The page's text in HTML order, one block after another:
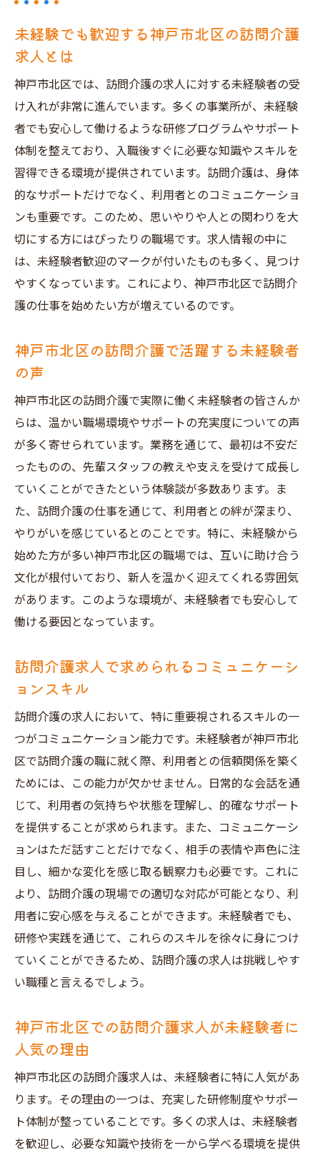
訪問介護の仕事が神戸市北区で果たす役割
未経験者が神戸市北区で訪問介護求人を選
訪問介護での新しいキャリアスタート未経験で
も安心のサポート体制
未経験者に安心の訪問介護サポート体制と
は
神戸市北区の訪問介護求人での充実した研
修制度
訪問介護でのキャリアアップを目指す未経
験者のためのステップ
神戸市北区で未経験から始める訪問介護の
魅力
未経験から訪問介護でのキャリアを築くた
神戸市北区で訪問介護求人を探す未経験者のた
めのポイント
未経験者が知っておくべき訪問介護求人の
探し方
訪問介護求人の選び方と未経験者が重視す
べきポイント
未経験者が訪問介護求人で成功するための
秘訣
神戸市北区で訪問介護求人を見つけるため
未経験者に適した訪問介護求人の選び方
訪問介護の基本知識を学んで神戸市北区での求
人に備えよう
訪問介護の基本と役割を神戸市北区で学ぶ
訪問介護で求められるスキルと神戸市北区
での求人情報
神戸市北区で活かせる訪問介護の基本知識
訪問介護の現状と神戸市北区での求人動向
訪問介護の基礎知識を習得し、神戸市北区
での求人に備える
未経験から訪問介護に挑戦地域に貢献できる仕
事の魅力
献する仕事
未経験者が挑戦する訪問介護のやりがい
神戸市北区での訪問介護の社会的意義
地域貢献と訪問介護のつながり
神戸市北区で訪問介護を通じて地域社会に
貢献する
未経験でも歓迎する神戸市北区の訪問介護
求人とは
神戸市北区では、訪問介護の求人に対する未経験者の受
け入れが非常に進んでいます。多くの事業所が、未経験
者でも安心して働けるような研修プログラムやサポート
体制を整えており、入職後すぐに必要な知識やスキルを
習得できる環境が提供されています。訪問介護は、身体
的なサポートだけでなく、利用者とのコミュニケーショ
ンも重要です。このため、思いやりや人との関わりを大
切にする方にはぴったりの職場です。求人情報の中に
は、未経験者歓迎のマークが付いたものも多く、見つけ
やすくなっています。これにより、神戸市北区で訪問介
護の仕事を始めたい方が増えているのです。
神戸市北区の訪問介護で活躍する未経験者
の声
神戸市北区の訪問介護で実際に働く未経験者の皆さんか
らは、温かい職場環境やサポートの充実度についての声
が多く寄せられています。業務を通じて、最初は不安だ
ったものの、先輩スタッフの教えや支えを受けて成長し
ていくことができたという体験談が多数あります。ま
た、訪問介護の仕事を通じて、利用者との絆が深まり、
やりがいを感じているとのことです。特に、未経験から
始めた方が多い神戸市北区の職場では、互いに助け合う
文化が根付いており、新人を温かく迎えてくれる雰囲気
があります。このような環境が、未経験者でも安心して
働ける要因となっています。
訪問介護求人で求められるコミュニケーシ
ョンスキル
訪問介護の求人において、特に重要視されるスキルの一
つがコミュニケーション能力です。未経験者が神戸市北
区で訪問介護の職に就く際、利用者との信頼関係を築く
ためには、この能力が欠かせません。日常的な会話を通
じて、利用者の気持ちや状態を理解し、的確なサポート
を提供することが求められます。また、コミュニケーシ
ョンはただ話すことだけでなく、相手の表情や声色に注
目し、細かな変化を感じ取る観察力も必要です。これに
より、訪問介護の現場での適切な対応が可能となり、利
用者に安心感を与えることができます。未経験者でも、
研修や実践を通じて、これらのスキルを徐々に身につけ
ていくことができるため、訪問介護の求人は挑戦しやす
い職種と言えるでしょう。
神戸市北区での訪問介護求人が未経験者に
人気の理由
神戸市北区の訪問介護求人は、未経験者に特に人気があ
ります。その理由の一つは、充実した研修制度やサポー
ト体制が整っていることです。多くの求人は、未経験者
を歓迎し、必要な知識や技術を一から学べる環境を提供